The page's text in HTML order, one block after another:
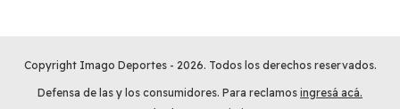
Copyright Imago Deportes - 2026. Todos los derechos reservados.
Defensa de las y los consumidores. Para reclamos ingresá acá.